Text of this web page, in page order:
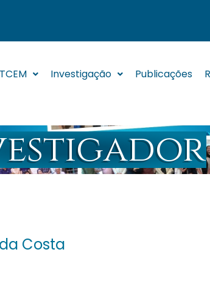
Investigação Publicações
Costa